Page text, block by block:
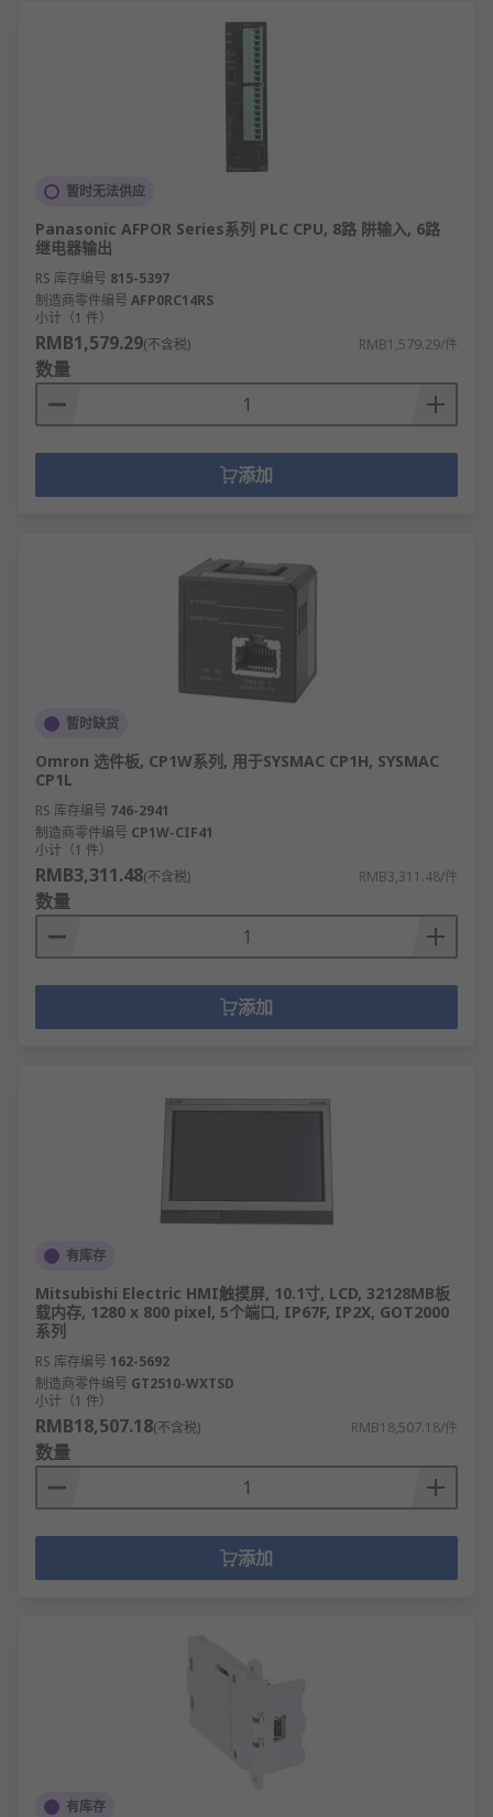
暂时无法供应
Panasonic AFPOR Series系列 PLC CPU, 8路 阱输入, 6路
继电器输出
RS 库存编号 815-5397
制造商零件编号 AFP0RC14RS
小计（1 件）
RMB1,579.29(不含税) RMB1,579.29/件
数量
添加
暂时缺货
Omron 选件板, CP1W系列, 用于SYSMAC CP1H, SYSMAC
CP1L
RS 库存编号 746-2941
制造商零件编号 CP1W-CIF41
小计（1 件）
RMB3,311.48(不含税) RMB3,311.48/件
数量
添加
有库存
Mitsubishi Electric HMI触摸屏, 10.1寸, LCD, 32128MB板
载内存, 1280 x 800 pixel, 5个端口, IP67F, IP2X, GOT2000
系列
RS 库存编号 162-5692
制造商零件编号 GT2510-WXTSD
小计（1 件）
RMB18,507.18(不含税) RMB18,507.18/件
数量
添加
有库存